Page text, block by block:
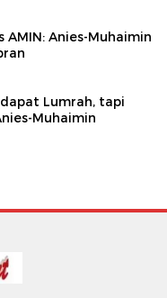
AMIN: Anies-Muhaimin
Lumrah, tapi
Muhaimin